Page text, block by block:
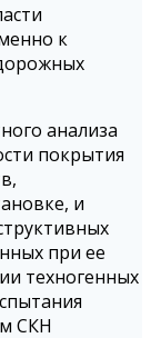
к
анализа
покрытия
и
при ее
техногенных
СКН